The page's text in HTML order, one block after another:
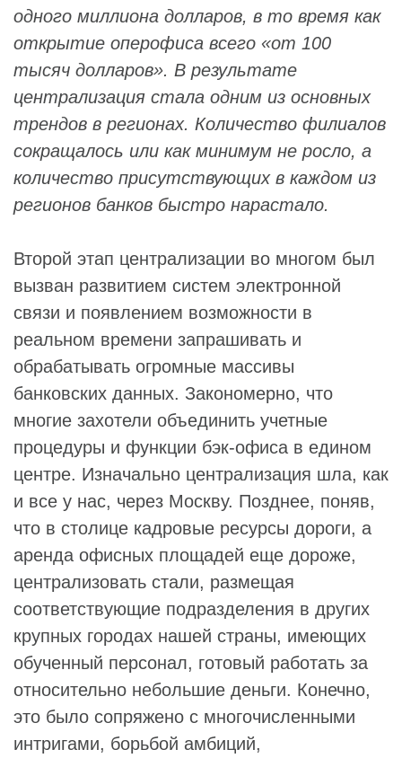
одного миллиона долларов, в то время как
открытие оперофиса всего «от 100
тысяч долларов». В результате
централизация стала одним из основных
трендов в регионах. Количество филиалов
сокращалось или как минимум не росло, а
количество присутствующих в каждом из
регионов банков быстро нарастало.
Второй этап централизации во многом был
вызван развитием систем электронной
связи и появлением возможности в
реальном времени запрашивать и
обрабатывать огромные массивы
банковских данных. Закономерно, что
многие захотели объединить учетные
процедуры и функции бэк-офиса в едином
центре. Изначально централизация шла, как
и все у нас, через Москву. Позднее, поняв,
что в столице кадровые ресурсы дороги, а
аренда офисных площадей еще дороже,
централизовать стали, размещая
соответствующие подразделения в других
крупных городах нашей страны, имеющих
обученный персонал, готовый работать за
относительно небольшие деньги. Конечно,
это было сопряжено с многочисленными
интригами, борьбой амбиций,